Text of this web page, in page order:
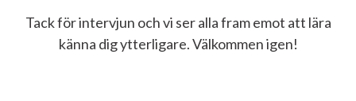
Tack för intervjun och vi ser alla fram emot att lära
känna dig ytterligare. Välkommen igen!